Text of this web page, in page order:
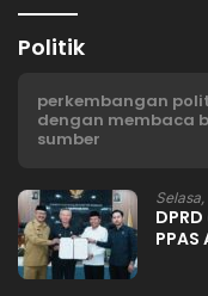
Politik
perkembangan
dengan membaca
sumber
PPAS